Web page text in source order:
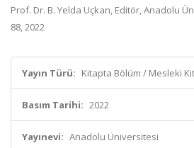
Prof. Dr. B. Yelda Uçkan, Editör, Anadolu
88, 2022
Yayın Türü: Kitapta Bölüm / Mesleki
Basım Tarihi: 2022
Yayınevi: Anadolu Üniversitesi